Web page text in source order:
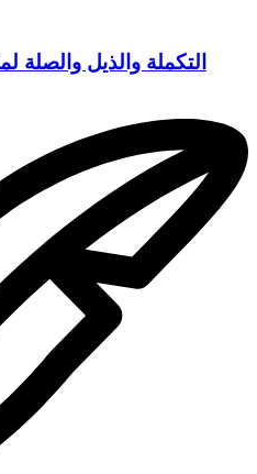
التكملة والذيل